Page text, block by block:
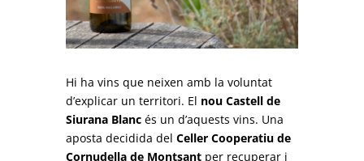
Hi ha vins que neixen amb la voluntat
d’explicar un territori. El nou Castell de
Siurana Blancés un d’aquests vins. Una
aposta decidida del Celler Cooperatiu de
Cornudella de Montsantper recuperar i